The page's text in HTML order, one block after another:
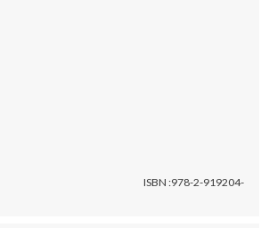
ISBN :978-2-919204-